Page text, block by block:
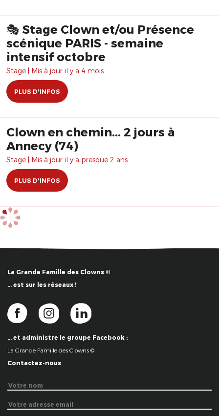
🎭 Stage Clown et/ou Présence
scénique PARIS - semaine
intensif octobre
Stage | Mis à jour il y a 4 mois.
PLUS D'INFOS
Clown en chemin... 2 jours à
Annecy (74)
Stage | Mis à jour il y a presque 2 ans.
PLUS D'INFOS
La Grande Famille des Clowns ©
… est sur les réseaux !
… et administre le groupe Facebook :
La Grande Famille des Clowns ©
Contactez-nous